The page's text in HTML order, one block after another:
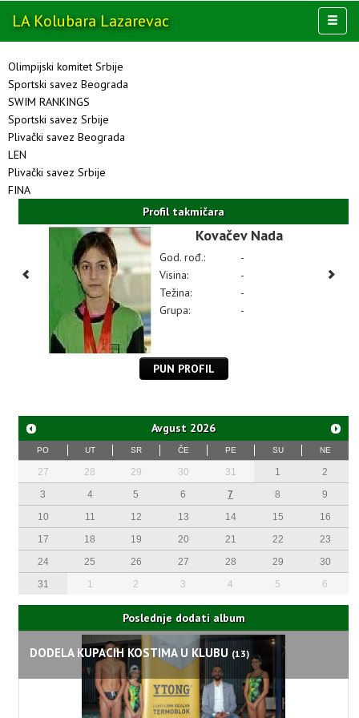
LA KolubaraLazarevac
KLUB
MULTIMEDIJA
OSTALO
Olimpijski komitet Srbije
Sportski savez Beograda
SWIM RANKINGS
Sportski savez Srbije
Plivački savez Beograda
LEN
Plivački savez Srbije
FINA
Profil takmičara
Kovačev Nada
God. rođ.:
-
Visina:
-
Težina:
-
Grupa:
-
PUN PROFIL
Avgust 2026
PO UT SR ČE PE SU NE
27 28 29 30 31 1
2
3
4 5 6 7 8
9
10
11 12 13 14 15
16
17
18 19 20 21 22
23
24
25 26 27 28 29
30
31
1 2 3 4 5 6
Poslednje dodati album
DODELA KUPACIH KOSTIMA U KLUBU (13)